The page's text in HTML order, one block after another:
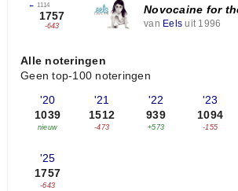
← 1114
1757
-643
Novocaine for
van Eels uit 1996
Alle noteringen
Geen top-100 noteringen
'20
1039
nieuw
'21
1512
-473
'22
939
+573
'23
1094
-155
'25
1757
-643